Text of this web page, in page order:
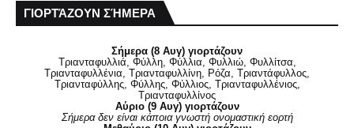
ΓΙΟΡΤΆΖΟΥΝ ΣΉΜΕΡΑ
Σήμερα (8 Αυγ) γιορτάζουν
Τριανταφυλλιά, Φύλλη, Φύλλια, Φυλλιώ, Φυλλίτσα,
Τριανταφυλλένια, Τριανταφυλλίνη, Ρόζα, Τριαντάφυλλος,
Τριανταφύλλης, Φύλλης, Φύλλιος, Τριανταφυλλένιος,
Τριανταφυλλίνος
Αύριο (9 Αυγ) γιορτάζουν
Σήμερα δεν είναι κάποια γνωστή ονομαστική εορτή